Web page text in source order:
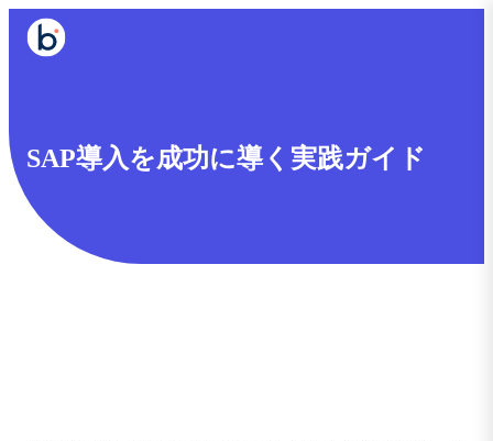
SAP導入を成功に導く実践ガイド